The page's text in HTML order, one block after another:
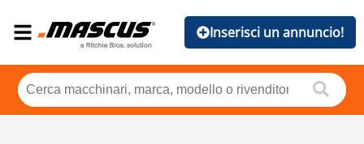
Inserisci un annuncio!